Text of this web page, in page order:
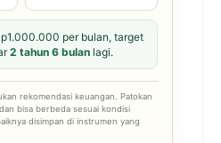
per bulan, target
2 tahun 6 bulan lagi.
rekomendasi keuangan. Patokan
bisa berbeda sesuai kondisi
disimpan di instrumen yang